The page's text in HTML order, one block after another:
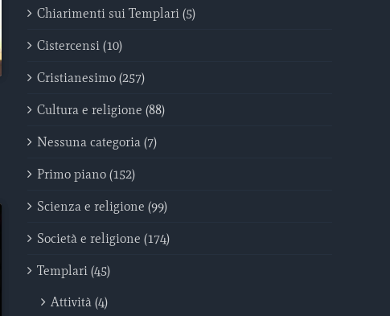
Chiarimenti sui Templari (5)
Cistercensi (10)
Cristianesimo (257)
Cultura e religione (88)
Nessuna categoria (7)
Primo piano (152)
Scienza e religione (99)
Società e religione (174)
Templari (45)
Attività (4)